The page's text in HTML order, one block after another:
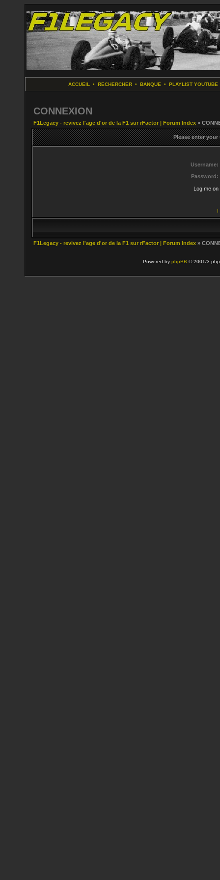
ACCUEIL • RECHERCHER• BANQUE • PLAYLIST YOUTUBE
CONNEXION
F1Legacy - revivez l'age d'or de la F1 sur rFactor | Forum Index »
Please enter
Username:
Password:
Log me
I
F1Legacy - revivez l'age d'or de la F1 sur rFactor | Forum Index »
Powered by phpBB © 2001/3